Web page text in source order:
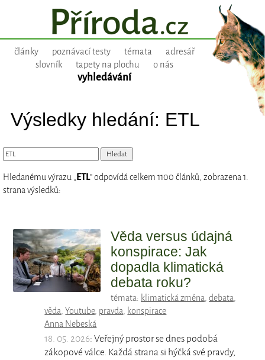
články poznávací testy témata
adresář
slovník
tapety na plochu o nás
vyhledávání
Výsledky hledání: ETL
Hledanému výrazu „ETL“ odpovídá celkem 1100 článků, zobrazena 1.
strana výsledků:
Věda versus údajná
konspirace: Jak
dopadla klimatická
debata roku?
témata: klimatická změna, debata,
věda,Youtube, pravda, konspirace
Anna Nebeská
18. 05. 2026: Veřejný prostor se dnes podobá
zákopové válce. Každá strana si hýčká své pravdy,